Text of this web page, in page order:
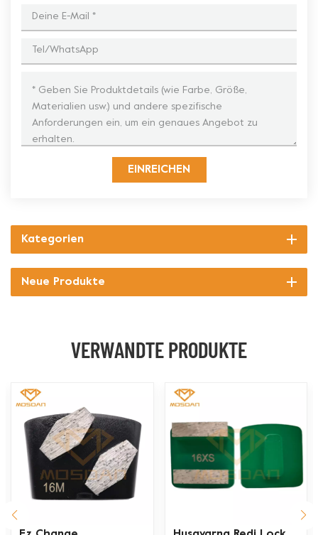
EINREICHEN
Kategorien
Neue Produkte
VERWANDTE PRODUKTE